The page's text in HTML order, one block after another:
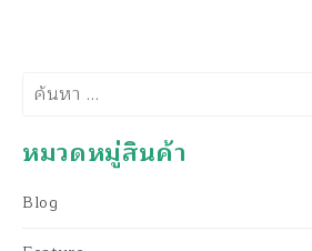
ค้นหา
หมวดหมู่สินค้า
Blog